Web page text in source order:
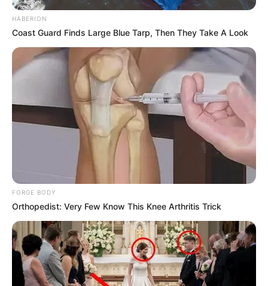
HABERION
Coast Guard Finds Large Blue Tarp, Then They Take A Look
FORGE BODY
Orthopedist: Very Few Know This Knee Arthritis Trick